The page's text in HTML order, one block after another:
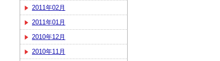
2011年02月
2011年01月
2010年12月
2010年11月